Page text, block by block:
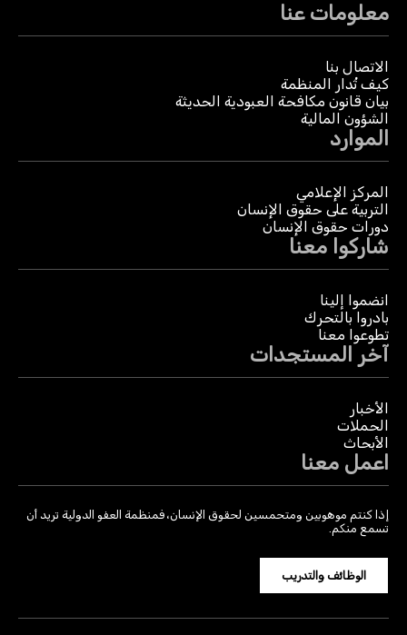
معلومات عنا
الاتصال بنا
كيف تُدار المنظمة
بيان قانون مكافحة العبودية الحديثة
الشؤون المالية
الموارد
المركز الإعلامي
التربية على حقوق الإنسان
دورات حقوق الإنسان
شاركوا معنا
انضموا إلينا
بادروا بالتحرك
تطوعوا معنا
آخر المستجدات
الأخبار
الحملات
الأبحاث
اعمل معنا
إذا كنتم موهوبين ومتحمسين لحقوق الإنسان، فمنظمة العفو الدولية تريد أن
تسمع منكم.
الوظائف والتدريب